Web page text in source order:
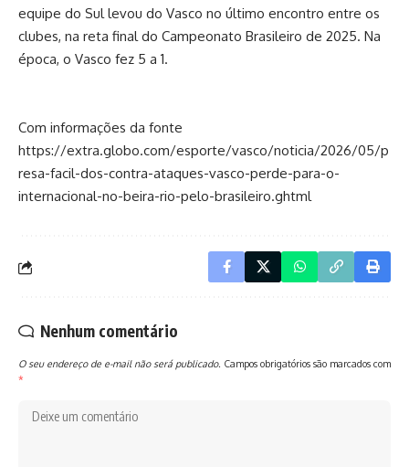
equipe do Sul levou do Vasco no último encontro entre os
clubes, na reta final do Campeonato Brasileiro de 2025. Na
época, o Vasco fez 5 a 1.
Com informações da fonte
https://extra.globo.com/esporte/vasco/noticia/2026/05/p
resa-facil-dos-contra-ataques-vasco-perde-para-o-
internacional-no-beira-rio-pelo-brasileiro.ghtml
Nenhum comentário
O seu endereço de e-mail não será publicado. Campos obrigatórios são marcados com
*